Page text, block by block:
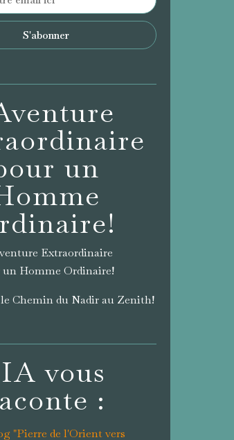
un
Chemin du Nadir au Zenith!
vous
:
"Pierre de l'Orient vers